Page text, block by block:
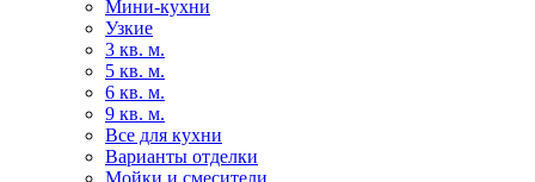
Мини-кухни
Узкие
3 кв. м.
5 кв. м.
6 кв. м.
9 кв. м.
Все для кухни
Варианты отделки
Мойки и смесители